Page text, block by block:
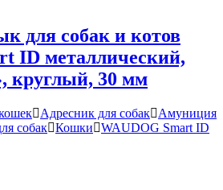
для собак и котов
ID металлический,
круглый, 30 мм
Адресник для собак
Амуниция
собак Кошки
WAUDOG Smart ID